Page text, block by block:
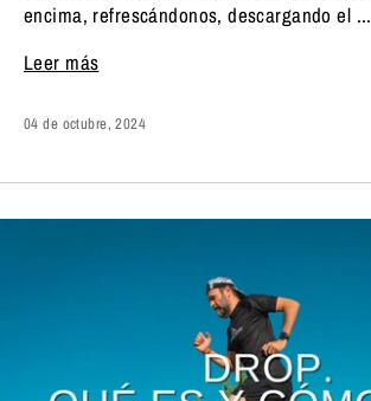
encima, refrescándonos, descargando el ...
Leer más
04 de octubre, 2024